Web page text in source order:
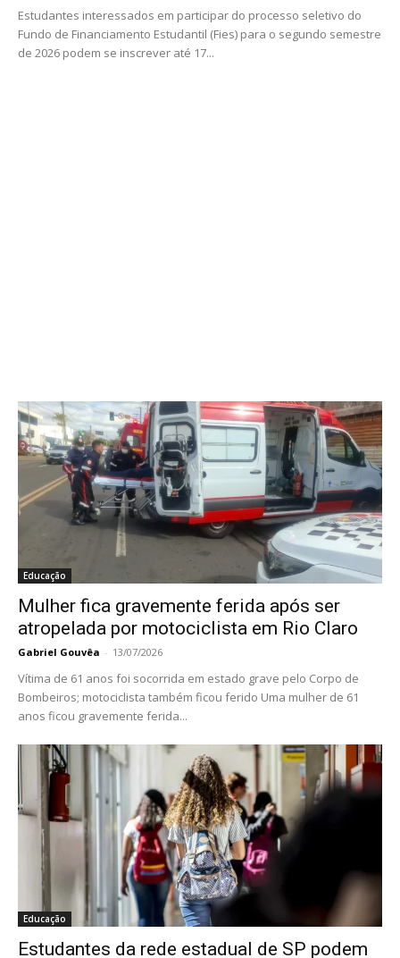
Estudantes interessados em participar do processo seletivo do
Fundo de Financiamento Estudantil (Fies) para o segundo semestre
de 2026 podem se inscrever até 17...
Educação
Mulher fica gravemente ferida após ser
atropelada por motociclista em Rio Claro
Gabriel Gouvêa - 13/07/2026
Vítima de 61 anos foi socorrida em estado grave pelo Corpo de
Bombeiros; motociclista também ficou ferido Uma mulher de 61
anos ficou gravemente ferida...
Educação
Estudantes da rede estadual de SP podem